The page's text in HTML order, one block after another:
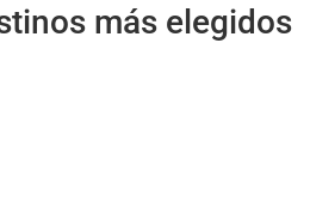
más elegidos